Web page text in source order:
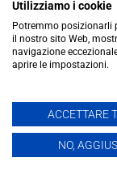
presso il
Utilizziamo i cookie
Potremmo posizionarli
il nostro sito Web,
navigazione
aprire le impostazioni.
ACCETTARE
NO,